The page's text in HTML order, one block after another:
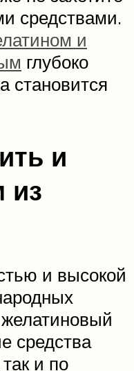
средствами.
и
глубоко
становится
и
из
и высокой
средства
и по